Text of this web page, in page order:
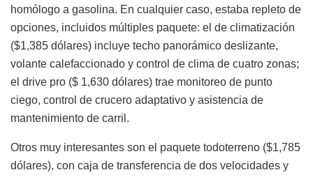
homólogo a gasolina. En cualquier caso, estaba repleto de
opciones, incluidos múltiples paquete: el de climatización
($1,385 dólares) incluye techo panorámico deslizante,
volante calefaccionado y control de clima de cuatro zonas;
el drive pro ($ 1,630 dólares) trae monitoreo de punto
ciego, control de crucero adaptativo y asistencia de
mantenimiento de carril.
Otros muy interesantes son el paquete todoterreno ($1,785
dólares), con caja de transferencia de dos velocidades y